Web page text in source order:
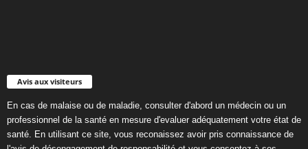
Avis aux visiteurs
En cas de malaise ou de maladie, consulter d'abord un médecin ou un
professionnel de la santé en mesure d'evaluer adéquatement votre état de
santé. En utilisant ce site, vous reconaissez avoir pris connaissance de